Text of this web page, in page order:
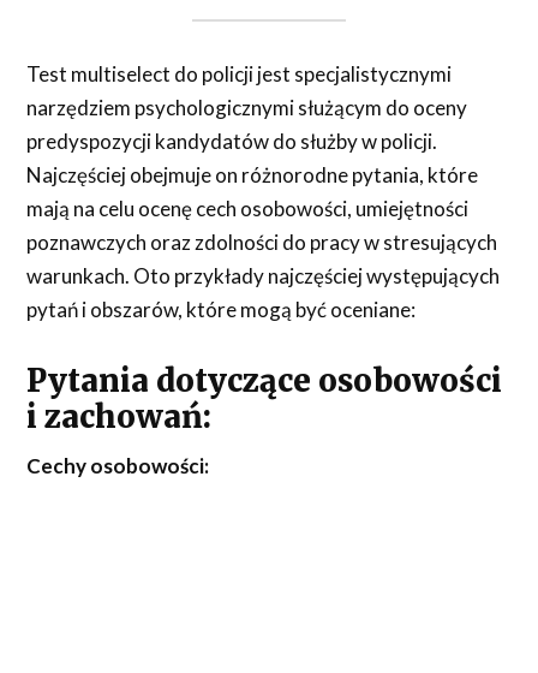
Test multiselect do policji jest specjalistycznymi
narzędziem psychologicznymi służącym do oceny
predyspozycji kandydatów do służby w policji.
Najczęściej obejmuje on różnorodne pytania, które
mają na celu ocenę cech osobowości, umiejętności
poznawczych oraz zdolności do pracy w stresujących
warunkach. Oto przykłady najczęściej występujących
pytań i obszarów, które mogą być oceniane:
Pytania dotyczące osobowości
i zachowań:
Cechy osobowości: